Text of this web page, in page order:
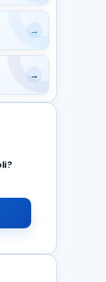
→
→